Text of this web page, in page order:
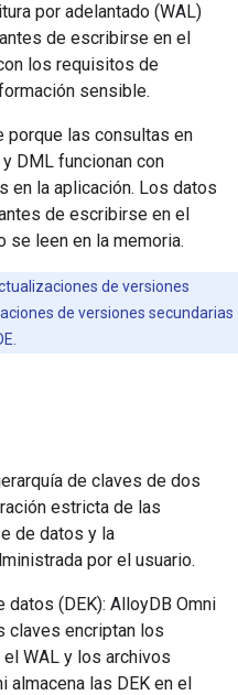
por adelantado (WAL)
de escribirse en el
los requisitos de
sensible.
porque las consultas en
DML funcionan con
en la aplicación. Los datos
de escribirse en el
se leen en la memoria.
de versiones
de versiones secundarias
de claves de dos
estricta de las
de datos y la
por el usuario.
(DEK): AlloyDB Omni
claves encriptan los
WAL y los archivos
almacena las DEK en el